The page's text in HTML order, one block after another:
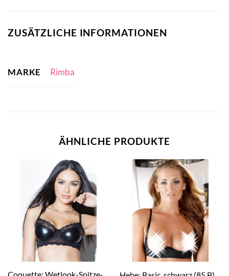
ZUSÄTZLICHE INFORMATIONEN
MARKE Rimba
ÄHNLICHE PRODUKTE